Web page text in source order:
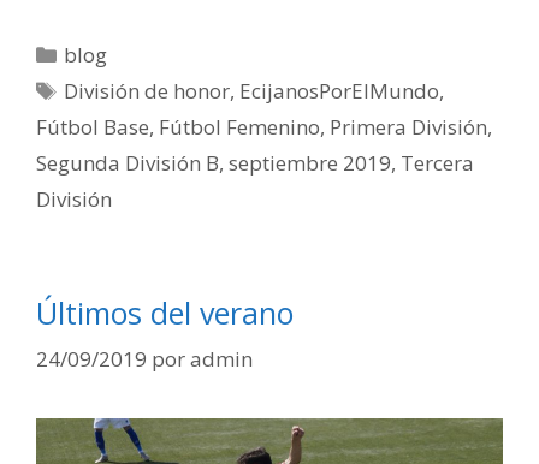
blog
División de honor, EcijanosPorElMundo,
Fútbol Base, Fútbol Femenino, Primera División,
Segunda División B, septiembre 2019, Tercera
División
Últimos del verano
24/09/2019 poradmin